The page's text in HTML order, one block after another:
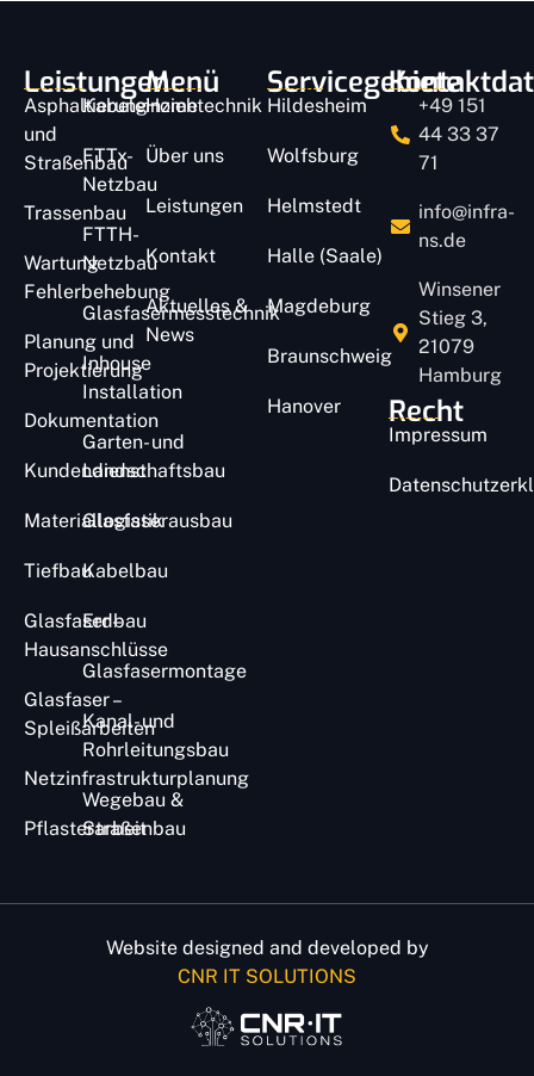
Leistungen
Kabeleinziehtechnik
FTTx-
Netzbau
FTTH-
Netzbau
Glasfasermesstechnik
Inhouse
Installation
Garten- und
Landschaftsbau
Glasfaserausbau
Kabelbau
Erdbau
Glasfasermontage​
Kanal- und
Rohrleitungsbau
Wegebau &
Straßenbau
Asphaltierung
und
Straßenbau
Trassenbau
Wartung
Fehlerbehebung
Planung und
Projektierung
Dokumentation
Kundendienst
Materiallogistik
Tiefbau
Glasfaser –
Hausanschlüsse
Glasfaser –
Spleißarbeiten
Netzinfrastrukturplanung
Pflasterarbeit​
Menü
Home
Über uns
Leistungen
Kontakt
Aktuelles &
News
Servicegebiete
Hildesheim
Wolfsburg
Helmstedt
Halle (Saale)
Magdeburg
Braunschweig
Hanover
+49 151
44 33 37
71
info@infra-
ns.de
Winsener
Stieg 3,
21079
Hamburg
Recht
Impressum
Website designed and developed by
CNR IT SOLUTIONS